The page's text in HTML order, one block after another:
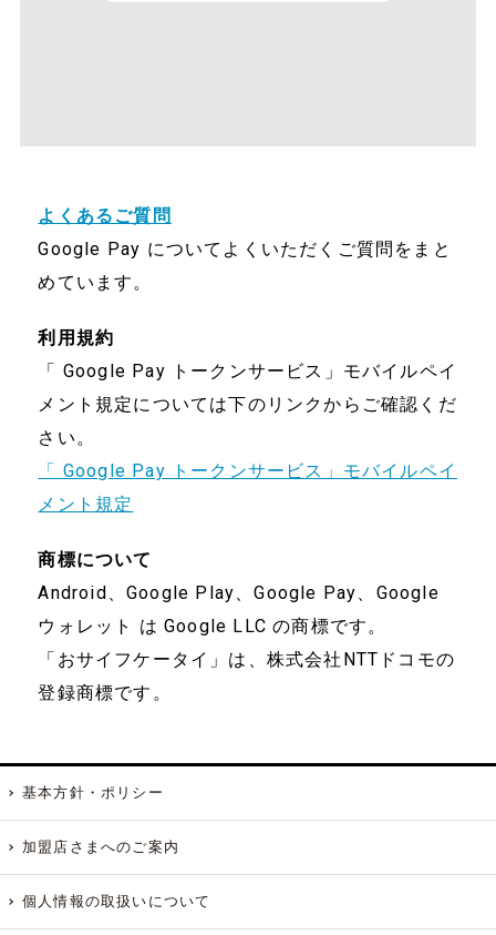
よくあるご質問
Google Pay についてよくいただくご質問をまと
めています。
利用規約​
「 Google Pay トークンサービス」モバイルペイ
メント規定については下のリンクからご確認くだ
さい。
「 Google Pay トークンサービス」モバイルペイ
メント規定
​商標について​
Android、Google Play、Google Pay、Google
ウォレット は Google LLC の商標です。
「おサイフケータイ」は、株式会社NTTドコモの
登録商標です。
基本方針・ポリシー
加盟店さまへのご案内
個人情報の取扱いについて